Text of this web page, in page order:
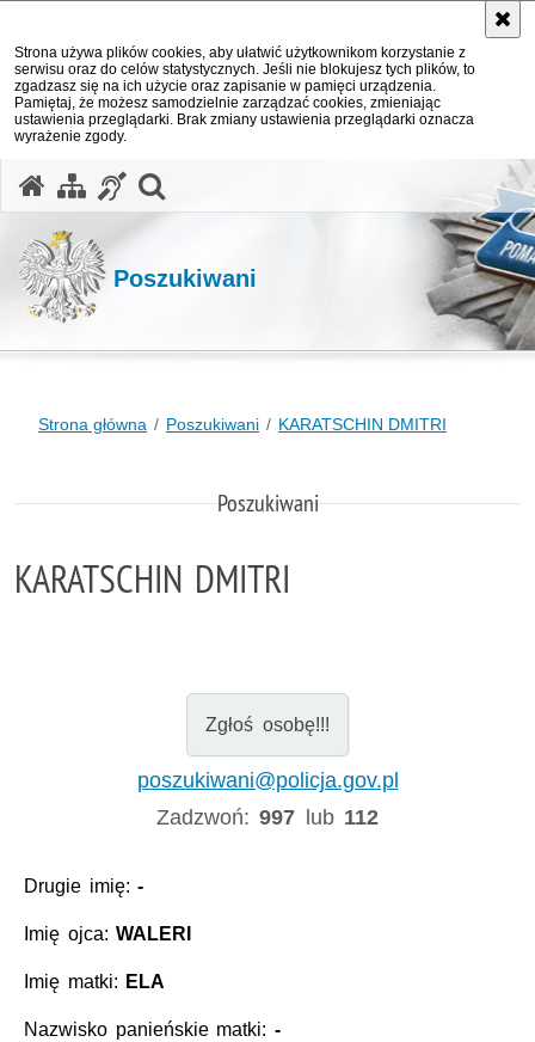
Strona używa plików cookies, aby ułatwić użytkownikom korzystanie z
serwisu oraz do celów statystycznych. Jeśli nie blokujesz tych plików, to
zgadzasz się na ich użycie oraz zapisanie w pamięci urządzenia.
Pamiętaj, że możesz samodzielnie zarządzać cookies, zmieniając
ustawienia przeglądarki. Brak zmiany ustawienia przeglądarki oznacza
wyrażenie zgody.
Poszukiwani
Strona główna Poszukiwani KARATSCHIN DMITRI
Poszukiwani
KARATSCHIN DMITRI
Zgłoś osobę!!!
poszukiwani@policja.gov.pl
Zadzwoń:997 lub 112
Drugie imię:-
Imię ojca:WALERI
Imię matki: ELA
Nazwisko panieńskie matki: -